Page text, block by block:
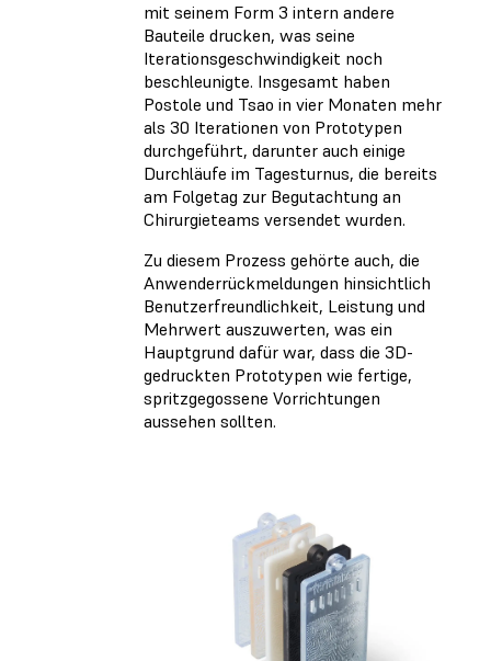
mit seinem Form 3 intern andere
Bauteile drucken, was seine
Iterationsgeschwindigkeit noch
beschleunigte. Insgesamt haben
Postole und Tsao in vier Monaten mehr
als 30 Iterationen von Prototypen
durchgeführt, darunter auch einige
Durchläufe im Tagesturnus, die bereits
am Folgetag zur Begutachtung an
Chirurgieteams versendet wurden.
Zu diesem Prozess gehörte auch, die
Anwenderrückmeldungen hinsichtlich
Benutzerfreundlichkeit, Leistung und
Mehrwert auszuwerten, was ein
Hauptgrund dafür war, dass die 3D-
gedruckten Prototypen wie fertige,
spritzgegossene Vorrichtungen
aussehen sollten.